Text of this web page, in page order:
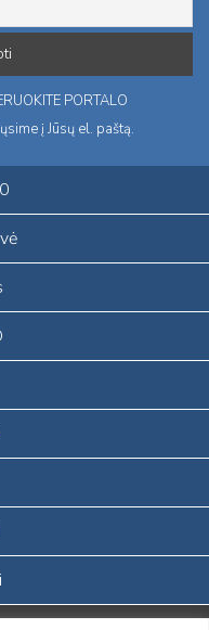
PORTALO
į Jūsų el. paštą.